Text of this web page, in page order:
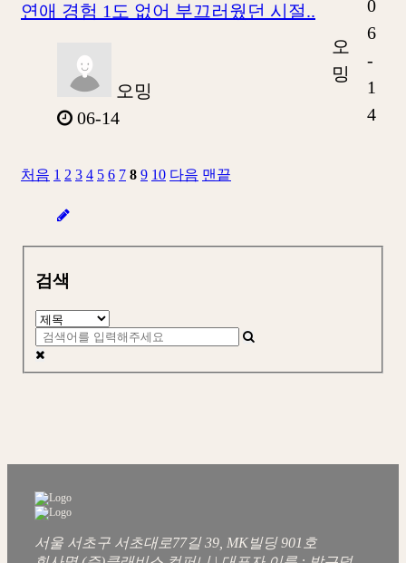
연애 경험 1도 없어 부끄러웠던 시절..
오밍
06-14
오
밍
0
6
-
1
4
처음 1 2 3 4 5 6 7 8 9 10 다음 맨끝
검색
서울 서초구 서초대로77길 39, MK빌딩 901호